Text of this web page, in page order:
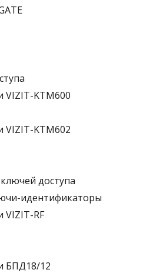
KTM600
KTM602
доступа
идентификаторы
RF
БПД18/12